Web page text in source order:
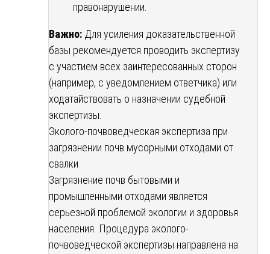
правонарушении.
Важно: Для усиления доказательственной
базы рекомендуется проводить экспертизу
с участием всех заинтересованных сторон
(например, с уведомлением ответчика) или
ходатайствовать о назначении судебной
экспертизы.
Эколого-почвоведческая экспертиза при
загрязнении почв мусорными отходами от
свалки
Загрязнение почв бытовыми и
промышленными отходами является
серьезной проблемой экологии и здоровья
населения. Процедура эколого-
почвоведческой экспертизы направлена на